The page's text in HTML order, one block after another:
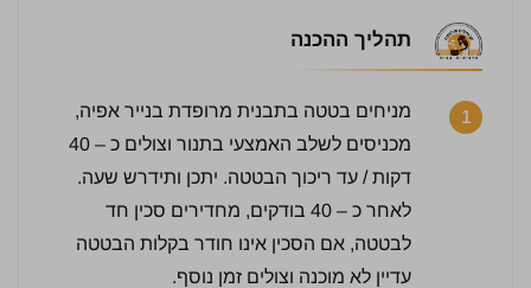
תהליך ההכנה
1
מניחים בטטה בתבנית מרופדת בנייר אפיה,
מכניסים לשלב האמצעי בתנור וצולים כ – 40
דקות / עד ריכוך הבטטה. יתכן ותידרש שעה.
לאחר כ – 40 בודקים, מחדירים סכין חד
לבטטה, אם הסכין אינו חודר בקלות הבטטה
עדיין לא מוכנה וצולים זמן נוסף.